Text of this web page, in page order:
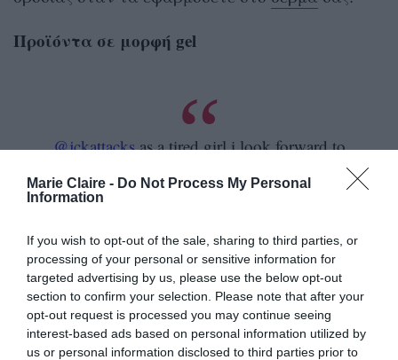
Marie Claire - Do Not Process My Personal
Information
If you wish to opt-out of the sale, sharing to third parties, or
processing of your personal or sensitive information for
targeted advertising by us, please use the below opt-out
section to confirm your selection. Please note that after your
opt-out request is processed you may continue seeing
interest-based ads based on personal information utilized by
us or personal information disclosed to third parties prior to
Προϊόντα σε μορφή gel
@jckattacksas a tired girl i look forward to
#rhodeskin #haileybieber #eyepatches
#l@rhode skin @Hailey Bieber
Οι gel κρέμες, οι μάσκες υδρογέλης, ταeye
patchesκαι η αλόη βέρα γίνονται ακόμη πιο
δροσιστικά όταν φυλάσσονται στο ψυγείο.
Βοηθούν προσωρινά στημείωση του